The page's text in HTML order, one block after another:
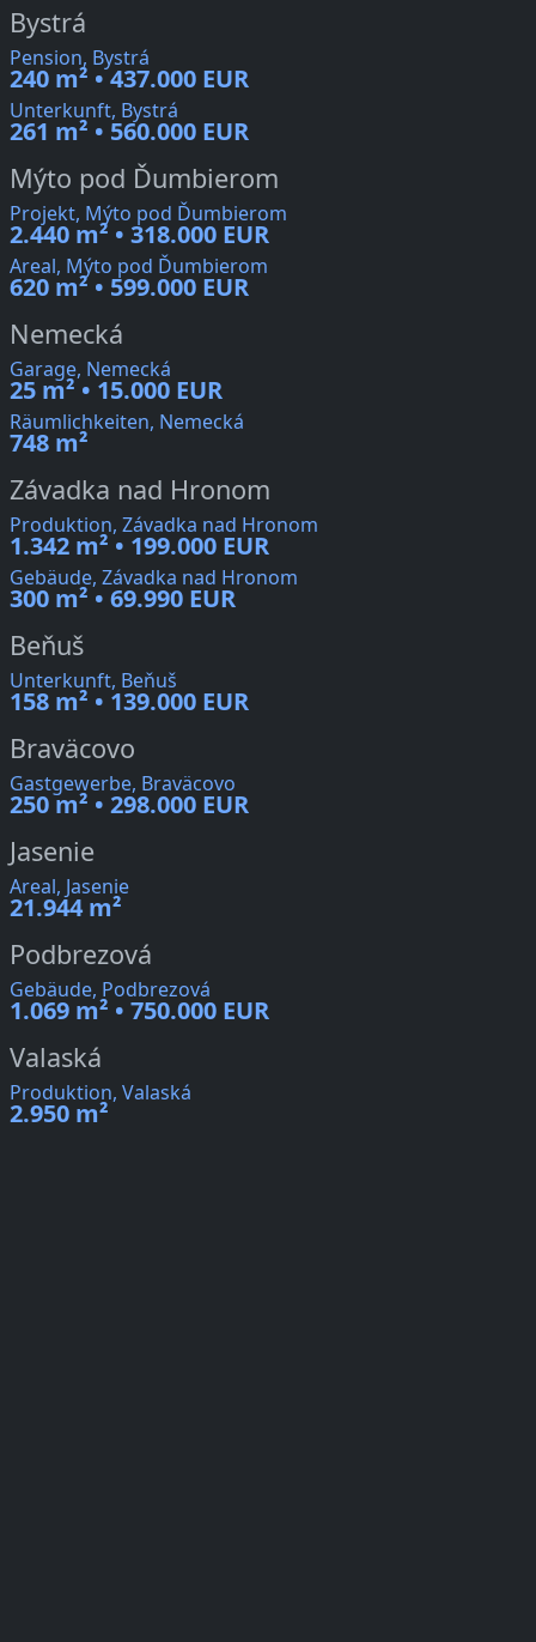
Bystrá
Pension, Bystrá
240 m² • 437.000 EUR
Unterkunft, Bystrá
261 m² • 560.000 EUR
Mýto pod Ďumbierom
Projekt, Mýto pod Ďumbierom
2.440 m² • 318.000 EUR
Areal, Mýto pod Ďumbierom
620 m² • 599.000 EUR
Nemecká
Garage, Nemecká
25 m² • 15.000 EUR
Räumlichkeiten, Nemecká
748 m²
Závadka nad Hronom
Produktion, Závadka nad Hronom
1.342 m² • 199.000 EUR
Gebäude, Závadka nad Hronom
300 m² • 69.990 EUR
Beňuš
Unterkunft, Beňuš
158 m² • 139.000 EUR
Braväcovo
Gastgewerbe, Braväcovo
250 m² • 298.000 EUR
Jasenie
Areal, Jasenie
21.944 m²
Podbrezová
Gebäude, Podbrezová
1.069 m² • 750.000 EUR
Valaská
Produktion, Valaská
2.950 m²